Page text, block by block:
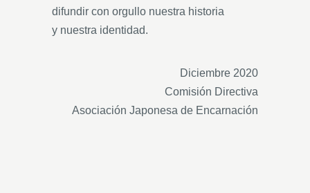
difundir con orgullo nuestra historia
y nuestra identidad.
Diciembre 2020
Comisión Directiva
Asociación Japonesa de Encarnación